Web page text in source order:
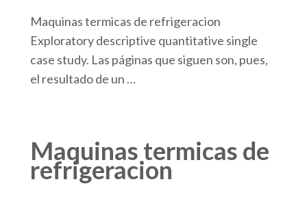
Maquinas termicas de refrigeracion
Exploratory descriptive quantitative single
case study. Las páginas que siguen son, pues,
el resultado de un …
Maquinas termicas de
refrigeracion